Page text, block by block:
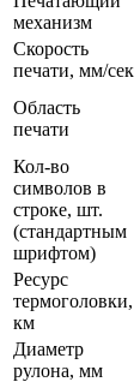
механизм
Скорость
печати, мм/сек
Область
печати
Кол-во
символов в
строке, шт.
(стандартным
шрифтом)
Ресурс
термоголовки,
км
Диаметр
рулона, мм